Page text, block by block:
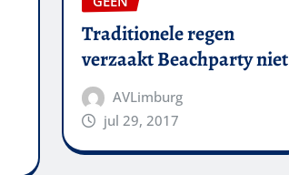
Traditionele regen
verzaakt Beachparty niet
AVLimburg
jul 29, 2017